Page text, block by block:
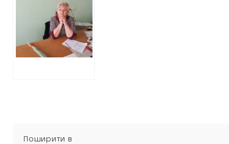
отримала
колишня сільська
голова в
Куп’янському
районі за
співпрацю з
Поширити в